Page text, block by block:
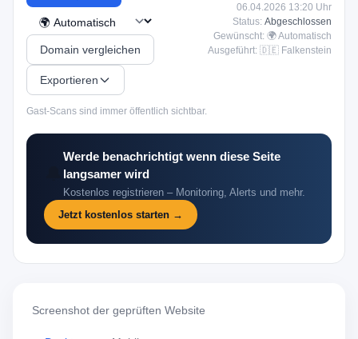
Domain vergleichen
Exportieren
Gast-Scans sind immer öffentlich sichtbar.
06.04.2026 13:20 Uhr
Status: Abgeschlossen
Gewünscht: 🌍 Automatisch
Ausgeführt: 🇩🇪 Falkenstein
Werde benachrichtigt wenn diese Seite
langsamer wird
Kostenlos registrieren – Monitoring, Alerts und mehr.
Jetzt kostenlos starten →
Screenshot der geprüften Website